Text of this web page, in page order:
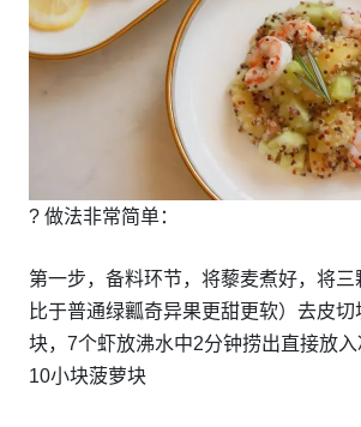
? 做法非常简单：
第一步，备料环节，将藜麦煮好，将三
比于普通绿瓤奇异果更甜更软）去皮
块，7个虾放沸水中2分钟捞出直接放
10小块菠萝块